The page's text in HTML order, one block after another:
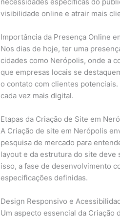
visibilidade online e atrair mais
Importância da Presença Online
Nos dias de hoje, ter uma
cidades como Nerópolis, onde a
que empresas locais se
o contato com clientes
cada vez mais digital.
Etapas da Criação de Site em
A Criação de site em Nerópolis
pesquisa de mercado para
layout e da estrutura do site deve
isso, a fase de desenvolvimento
especificações definidas.
Design Responsivo e
Um aspecto essencial da